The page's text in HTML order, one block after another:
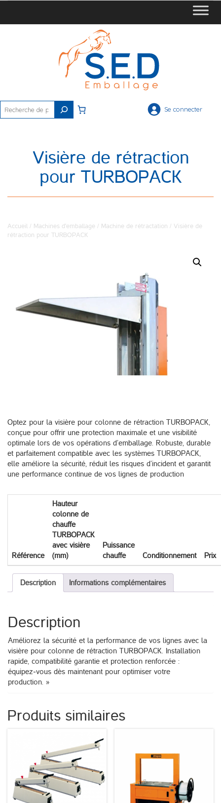
Rechercher
Se connecter
Visière de rétraction
pour TURBOPACK
Accueil / Machines d'emballage / Machine de rétractation / Visière de
rétraction pour TURBOPACK
Optez pour la visière pour colonne de rétraction TURBOPACK,
conçue pour offrir une protection maximale et une visibilité
optimale lors de vos opérations d’emballage. Robuste, durable
et parfaitement compatible avec les systèmes TURBOPACK,
elle améliore la sécurité, réduit les risques d’incident et garantit
une performance continue de vos lignes de production
Référence
Hauteur
colonne de
chauffe
TURBOPACK
avec visière
(mm)
Puissance
chauffe
Conditionnement Prix
Description Informations complémentaires
Description
Améliorez la sécurité et la performance de vos lignes avec la
visière pour colonne de rétraction TURBOPACK. Installation
rapide, compatibilité garantie et protection renforcée :
équipez‑vous dès maintenant pour optimiser votre
production. »
Produits similaires